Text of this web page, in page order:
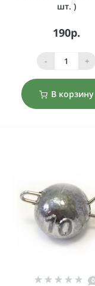
шт. )
190р.
- +
В корзину
0